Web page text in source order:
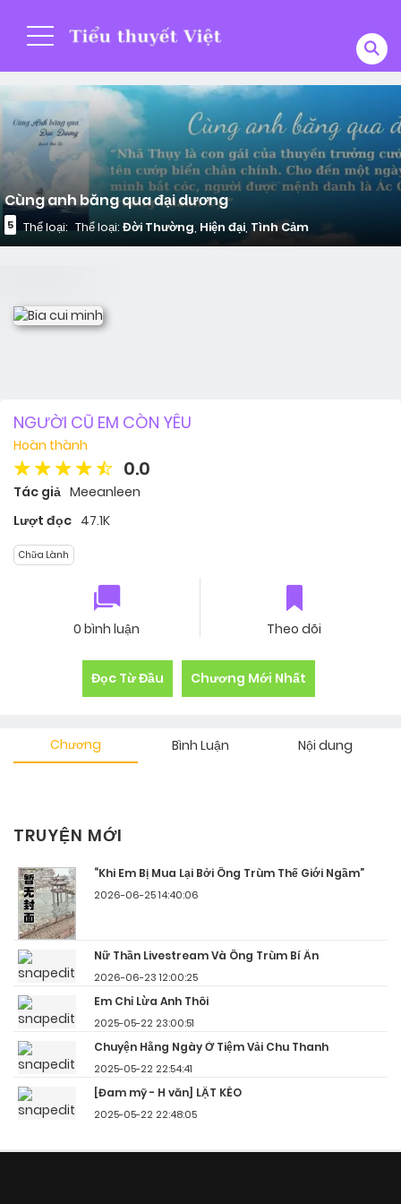
Cùng anh băng qua đại dương
5 Thể loại: Thể loại: Đời Thường, Hiện đại, Tình Cảm
NGƯỜI CŨ EM CÒN YÊU
Hoàn thành
0.0
Tác giả Meeanleen
Lượt đọc 47.1K
Chữa Lành
0 bình luận Theo dõi
Đọc Từ Đầu Chương Mới Nhất
Chương Bình Luận Nội dung
TRUYỆN MỚI
“Khi Em Bị Mua Lại Bởi Ông Trùm Thế Giới Ngầm”
2026-06-25 14:40:06
Nữ Thần Livestream Và Ông Trùm Bí Ẩn
2026-06-23 12:00:25
Em Chỉ Lừa Anh Thôi
2025-05-22 23:00:51
Chuyện Hằng Ngày Ở Tiệm Vải Chu Thanh
2025-05-22 22:54:41
[Đam mỹ - H văn] LẬT KÈO
2025-05-22 22:48:05